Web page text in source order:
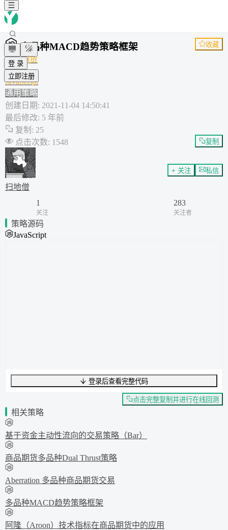
登 录
立即注册
多品种MACD趋势策略框架 收藏
商品期货
趋势
JavaScript
通用策略
创建日期: 2021-11-04 14:50:41
最后修改: 5 年前
复制 : 25
点击次数: 1548 复制
扫地僧
+ 关注 私信
1
关注
283
关注者
策略源码
JavaScript
UTF-8177 字节25 字数0 行行 1,列 0
登录后查看完整代码
点击完整复制并进行在线回测
相关策略
基于资金主动性流向的交易策略（Bar）
商品期货多品种Dual Thrust策略
Aberration 多品种商品期货交易
多品种MACD趋势策略框架
阿隆（Aroon）技术指标在商品期货中的应用